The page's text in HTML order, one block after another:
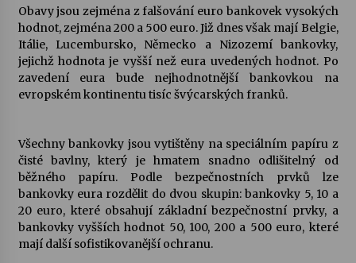
Ozvěny prázdnin
14. 7. 2026
Za kulturou kousek za Humpolec. V Želivě ožije
odkaz Josefa Čapka
Varhanní recitál Michala Novenka v Klášteře
Želiv
3. 7. 2026
Petr Adamec – Malovaný svět
30. 6. 2026
Obavy jsou zejména z falšování euro bankovek vysokých
hodnot, zejména 200 a 500 euro. Již dnes však mají Belgie,
Itálie, Lucembursko, Německo a Nizozemí bankovky,
jejichž hodnota je vyšší než eura uvedených hodnot. Po
zavedení eura bude nejhodnotnější bankovkou na
evropském kontinentu tisíc švýcarských franků.
Všechny bankovky jsou vytištěny na speciálním papíru z
čisté bavlny, který je hmatem snadno odlišitelný od
běžného papíru. Podle bezpečnostních prvků lze
bankovky eura rozdělit do dvou skupin: bankovky 5, 10 a
20 euro, které obsahují základní bezpečnostní prvky, a
bankovky vyšších hodnot 50, 100, 200 a 500 euro, které
mají další sofistikovanější ochranu.